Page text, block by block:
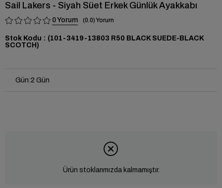
Sail Lakers - Siyah Süet Erkek Günlük Ayakkabı
0 0.0
Stok Kodu
(101-3419-13803 R50 BLACK SUEDE-BLACK
SCOTCH)
Gün:2 Gün
Ürün stoklarımızda kalmamıştır.